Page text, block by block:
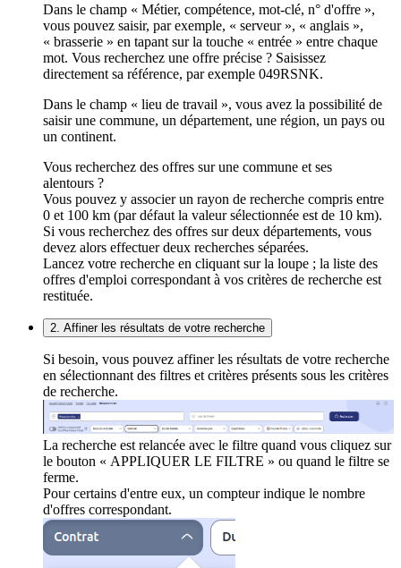
Dans le champ « Métier, compétence, mot-clé, n° d'offre »,
vous pouvez saisir, par exemple, « serveur », « anglais »,
« brasserie » en tapant sur la touche « entrée » entre chaque
mot. Vous recherchez une offre précise ? Saisissez
directement sa référence, par exemple 049RSNK.
Dans le champ « lieu de travail », vous avez la possibilité de
saisir une commune, un département, une région, un pays ou
un continent.
Vous recherchez des offres sur une commune et ses
alentours ?
Vous pouvez y associer un rayon de recherche compris entre
0 et 100 km (par défaut la valeur sélectionnée est de 10 km).
Si vous recherchez des offres sur deux départements, vous
devez alors effectuer deux recherches séparées.
Lancez votre recherche en cliquant sur la loupe ; la liste des
offres d'emploi correspondant à vos critères de recherche est
restituée.
2. Affiner les résultats de votre recherche
Si besoin, vous pouvez affiner les résultats de votre recherche
en sélectionnant des filtres et critères présents sous les critères
de recherche.
La recherche est relancée avec le filtre quand vous cliquez sur
le bouton « APPLIQUER LE FILTRE » ou quand le filtre se
ferme.
Pour certains d'entre eux, un compteur indique le nombre
d'offres correspondant.